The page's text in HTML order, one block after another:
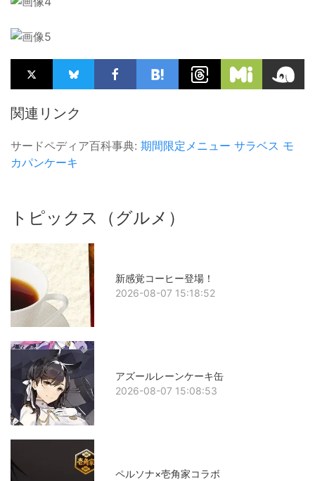
関連リンク
サードペディア百科事典: 期間限定メニュー サラベス モ
カパンケーキ
トピックス（グルメ）
新感覚コーヒー登場！
2026-08-07 15:18:52
アズールレーンケーキ缶
2026-08-07 15:08:53
ペルソナ×壱角家コラボ